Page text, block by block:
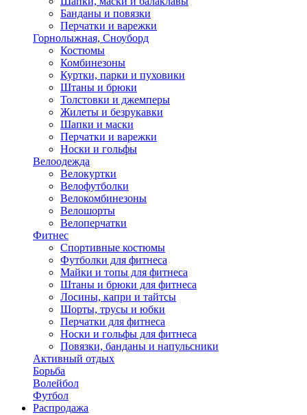
Банданы и повязки
Перчатки и варежки
Горнолыжная, Сноуборд
Костюмы
Комбинезоны
Куртки, парки и пуховики
Штаны и брюки
Толстовки и джемперы
Жилеты и безрукавки
Шапки и маски
Перчатки и варежки
Носки и гольфы
Велоодежда
Велокуртки
Велофутболки
Велокомбинезоны
Велошорты
Велоперчатки
Фитнес
Спортивные костюмы
Футболки для фитнеса
Майки и топы для фитнеса
Штаны и брюки для фитнеса
Лосины, капри и тайтсы
Шорты, трусы и юбки
Перчатки для фитнеса
Носки и гольфы для фитнеса
Повязки, банданы и напульсники
Активный отдых
Борьба
Волейбол
Футбол
Распродажа